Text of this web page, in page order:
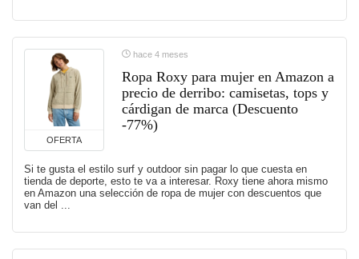
OFERTA
hace 4 meses
Ropa Roxy para mujer en Amazon a
precio de derribo: camisetas, tops y
cárdigan de marca (Descuento
-77%)
Si te gusta el estilo surf y outdoor sin pagar lo que cuesta en
tienda de deporte, esto te va a interesar. Roxy tiene ahora mismo
en Amazon una selección de ropa de mujer con descuentos que
van del ...